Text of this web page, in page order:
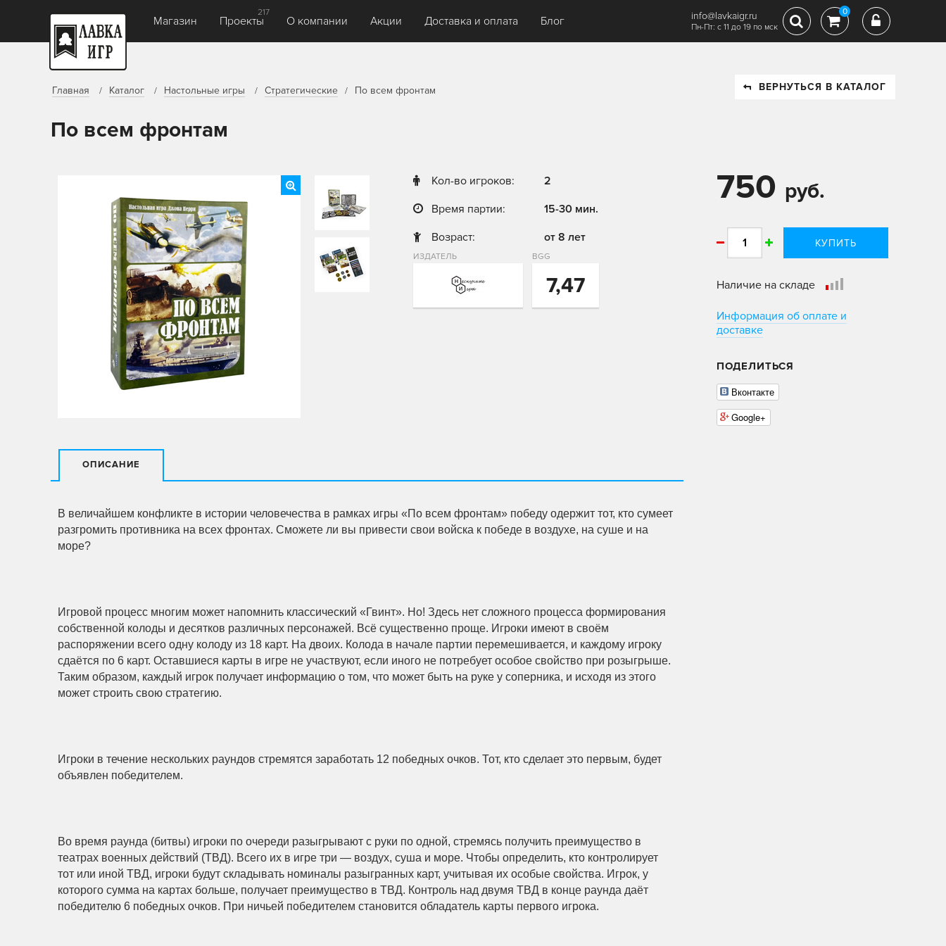
Магазин Проекты
217
О компании Акции Доставка и оплата Блог info@lavkaigr.ru
Пн-Пт: с 11 до 19 по мск
0
Главная Каталог Настольные игры Стратегические По всем фронтам ВЕРНУТЬСЯ В КАТАЛОГ
По всем фронтам
Кол-во игроков:
2
Время партии:
15-30 мин.
Возраст:
от 8 лет
ИЗДАТЕЛЬ BGG
7,47
ОПИСАНИЕ
В величайшем конфликте в истории человечества в рамках игры «По всем фронтам» победу одержит тот, кто сумеет
разгромить противника на всех фронтах. Сможете ли вы привести свои войска к победе в воздухе, на суше и на
море?
Игровой процесс многим может напомнить классический «Гвинт». Но! Здесь нет сложного процесса формирования
собственной колоды и десятков различных персонажей. Всё существенно проще. Игроки имеют в своём
распоряжении всего одну колоду из 18 карт. На двоих. Колода в начале партии перемешивается, и каждому игроку
сдаётся по 6 карт. Оставшиеся карты в игре не участвуют, если иного не потребует особое свойство при розыгрыше.
Таким образом, каждый игрок получает информацию о том, что может быть на руке у соперника, и исходя из этого
может строить свою стратегию.
Игроки в течение нескольких раундов стремятся заработать 12 победных очков. Тот, кто сделает это первым, будет
объявлен победителем.
Во время раунда (битвы) игроки по очереди разыгрывают с руки по одной, стремясь получить преимущество в
театрах военных действий (ТВД). Всего их в игре три — воздух, суша и море. Чтобы определить, кто контролирует
тот или иной ТВД, игроки будут складывать номиналы разыгранных карт, учитывая их особые свойства. Игрок, у
которого сумма на картах больше, получает преимущество в ТВД. Контроль над двумя ТВД в конце раунда даёт
победителю 6 победных очков. При ничьей победителем становится обладатель карты первого игрока.
750 руб.
КУПИТЬ
Наличие на складе
Информация об оплате и
доставке
ПОДЕЛИТЬСЯ
Вконтакте
Google+